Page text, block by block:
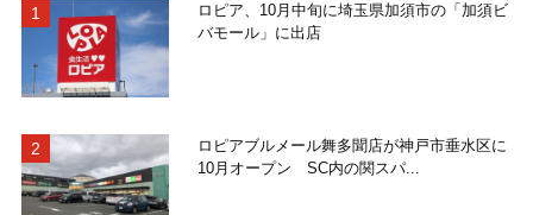
ロピア、10月中旬に埼玉県加須市の「加須ビ
バモール」に出店
ロピアブルメール舞多聞店が神戸市垂水区に
10月オープン SC内の関スパ...